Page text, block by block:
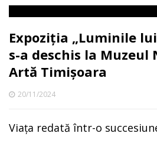
Expoziția „Luminile
s-a deschis la Muzeul
Artă Timișoara
20/11/2024
Viața redată într-o